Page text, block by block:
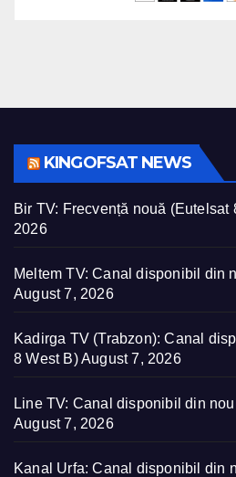
KINGOFSAT NEWS
Bir TV: Frecvență nouă (Eutelsat
2026
Meltem TV: Canal disponibil din
August 7, 2026
Kadirga TV (Trabzon): Canal
8 West B)August 7, 2026
Line TV: Canal disponibil din
August 7, 2026
Kanal Urfa: Canal disponibil din